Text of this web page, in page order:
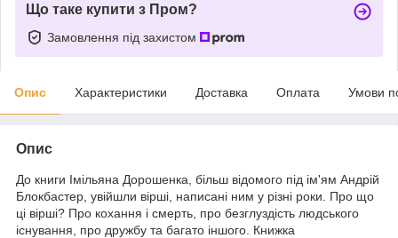
Що таке купити з Пром?
Замовлення під захистом
Опис Характеристики Доставка Оплата Умови
Опис
До книги Імільяна Дорошенка, більш відомого під ім'ям Андрій
Блокбастер, увійшли вірші, написані ним у різні роки. Про що
ці вірші? Про кохання і смерть, про безглуздість людського
існування, про дружбу та багато іншого. Книжка